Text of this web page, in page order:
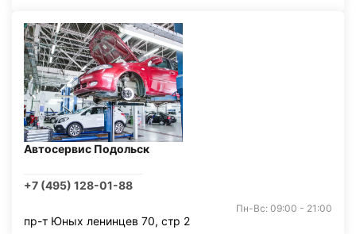
Автосервис Подольск
+7 (495) 128-01-88
Пн-Вс: 09:00 - 21:00
пр-т Юных ленинцев 70, стр 2